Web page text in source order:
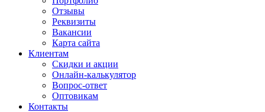
Отзывы
Реквизиты
Вакансии
Карта сайта
Клиентам
Скидки и акции
Онлайн-калькулятор
Вопрос-ответ
Оптовикам
Контакты